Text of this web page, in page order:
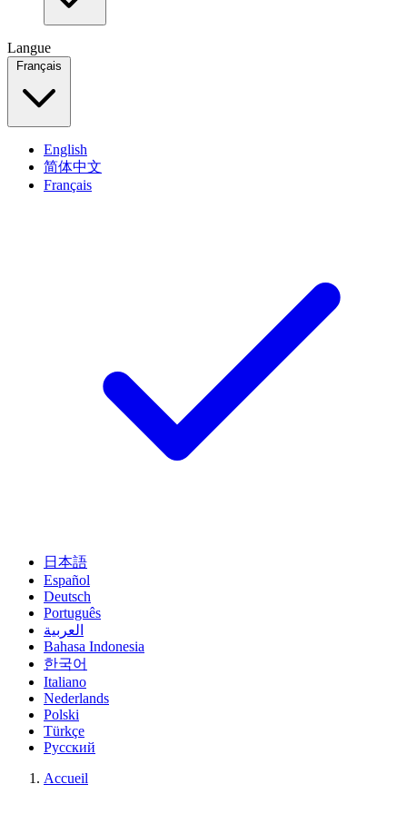
Langue
Français
English
简体中文
Français
日本語
Español
Deutsch
Português
العربية
Bahasa Indonesia
한국어
Italiano
Nederlands
Polski
Türkçe
Русский
Accueil